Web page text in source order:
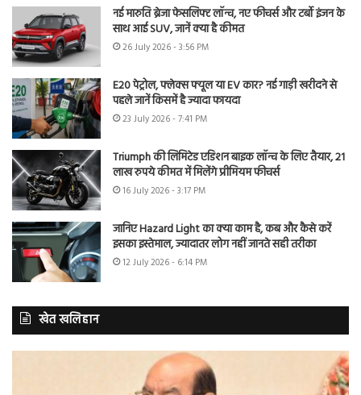
नई मारुति ब्रेजा फेसलिफ्ट लॉन्च, नए फीचर्स और टर्बो इंजन के
साथ आई SUV, जानें क्या है कीमत
26 July 2026 - 3:56 PM
E20 पेट्रोल, फ्लेक्स फ्यूल या EV कार? नई गाड़ी खरीदने से
पहले जानें किसमें है ज्यादा फायदा
23 July 2026 - 7:41 PM
Triumph की लिमिटेड एडिशन बाइक लॉन्च के लिए तैयार, 21
लाख रुपये कीमत में मिलेंगे प्रीमियम फीचर्स
16 July 2026 - 3:17 PM
जानिए Hazard Light का क्या काम है, कब और कैसे करें
इसका इस्तेमाल, ज्यादातर लोग नहीं जानते सही तरीका
12 July 2026 - 6:14 PM
खेत खलिहान